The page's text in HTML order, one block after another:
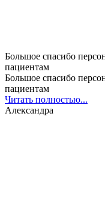
Большое спасибо
пациентам
Большое спасибо
пациентам
Читать полностью...
Александра